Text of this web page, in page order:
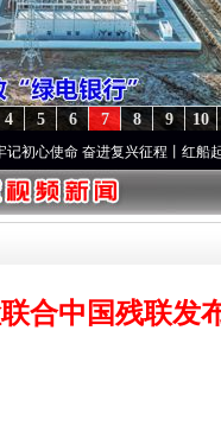
10
9
8
7
6
5
4
奋进复兴征程丨红船起航处 潮起..
合中国残联发